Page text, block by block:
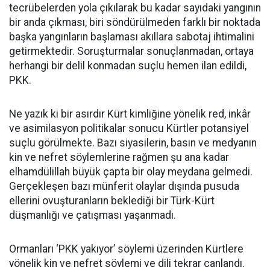
tecrübelerden yola çıkılarak bu kadar sayıdaki yangının
bir anda çıkması, biri söndürülmeden farklı bir noktada
başka yangınların başlaması akıllara sabotaj ihtimalini
getirmektedir. Soruşturmalar sonuçlanmadan, ortaya
herhangi bir delil konmadan suçlu hemen ilan edildi,
PKK.
Ne yazık ki bir asırdır Kürt kimliğine yönelik red, inkâr
ve asimilasyon politikalar sonucu Kürtler potansiyel
suçlu görülmekte. Bazı siyasilerin, basın ve medyanın
kin ve nefret söylemlerine rağmen şu ana kadar
elhamdülillah büyük çapta bir olay meydana gelmedi.
Gerçekleşen bazı münferit olaylar dışında pusuda
ellerini ovuşturanların beklediği bir Türk-Kürt
düşmanlığı ve çatışması yaşanmadı.
Ormanları ‘PKK yakıyor’ söylemi üzerinden Kürtlere
yönelik kin ve nefret söylemi ve dili tekrar canlandı.